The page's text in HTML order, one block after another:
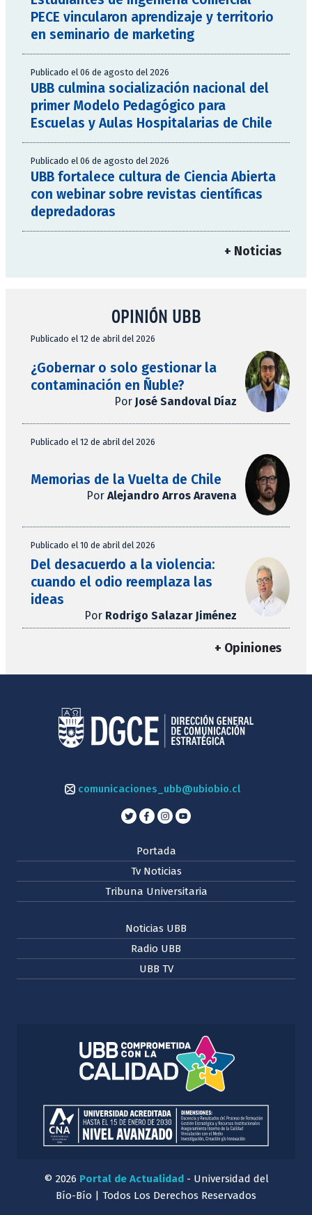
PECE vincularon aprendizaje y territorio
en seminario de marketing
Publicado el 06 de agosto del 2026
UBB culmina socialización nacional del
primer Modelo Pedagógico para
Escuelas y Aulas Hospitalarias de Chile
Publicado el 06 de agosto del 2026
UBB fortalece cultura de Ciencia Abierta
con webinar sobre revistas científicas
depredadoras
+ Noticias
OPINIÓN UBB
Publicado el 12 de abril del 2026
¿Gobernar o solo gestionar la
contaminación en Ñuble?
Por José Sandoval Díaz
Publicado el 12 de abril del 2026
Memorias de la Vuelta de Chile
Por Alejandro Arros Aravena
Publicado el 10 de abril del 2026
Del desacuerdo a la violencia:
cuando el odio reemplaza las
ideas
Por Rodrigo Salazar Jiménez
+ Opiniones
comunicaciones_ubb@ubiobio.cl
Portada
Tv Noticias
Tribuna Universitaria
Noticias UBB
Radio UBB
UBB TV
© 2026 Portal de Actualidad- Universidad del
Bío-Bío | Todos Los Derechos Reservados